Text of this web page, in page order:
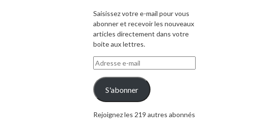
Saisissez votre e-mail pour vous
abonner et recevoir les nouveaux
articles directement dans votre
boite aux lettres.
Adresse
e-
mail
S'abonner
Rejoignez les 219 autres abonnés